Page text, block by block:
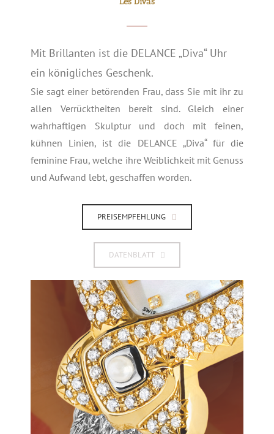
Mit Brillanten ist die DELANCE „Diva“ Uhr
ein königliches Geschenk.
Sie sagt einer betörenden Frau, dass Sie mit ihr zu
allen Verrücktheiten bereit sind. Gleich einer
wahrhaftigen Skulptur und doch mit feinen,
kühnen Linien, ist die DELANCE „Diva“ für die
feminine Frau, welche ihre Weiblichkeit mit Genuss
und Aufwand lebt, geschaffen worden.
PREISEMPFEHLUNG
DATENBLATT